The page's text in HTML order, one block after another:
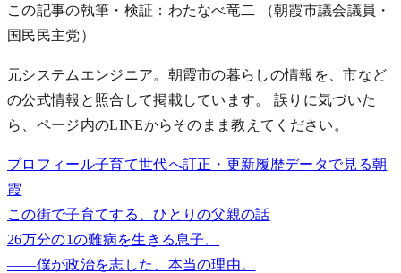
この記事の執筆・検証：わたなべ竜二
（朝霞市議会議員・
国民民主党）
元システムエンジニア。朝霞市の暮らしの情報を、市など
の公式情報と照合して掲載しています。 誤りに気づいた
ら、ページ内のLINEからそのまま教えてください。
プロフィール子育て世代へ訂正・更新履歴データで見る朝
霞
この街で子育てする、ひとりの父親の話
26万分の1の難病を生きる息子。
——僕が政治を志した、本当の理由。